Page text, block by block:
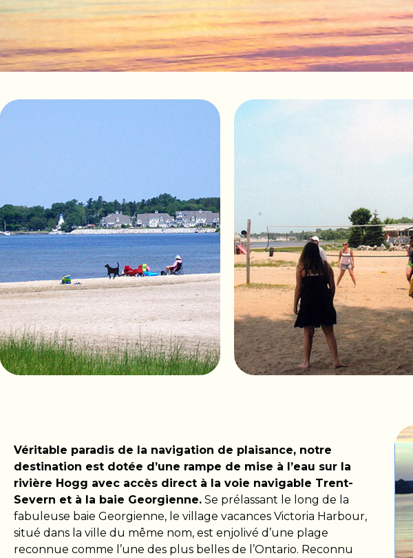
Resorts dès aujourd'hui!
Trouvez un camping de VR
Wasaga CountryLife
Québec
Alouette
Véritable paradis de la navigation de plaisance, notre
destination est dotée d’une rampe de mise à l’eau sur la
rivière Hogg avec accès direct à la voie navigable Trent-
Severn et à la baie Georgienne. Se prélassant le long de la
fabuleuse baie Georgienne, le village vacances Victoria Harbour,
situé dans la ville du même nom, est enjolivé d’une plage
reconnue comme l’une des plus belles de l’Ontario. Reconnu